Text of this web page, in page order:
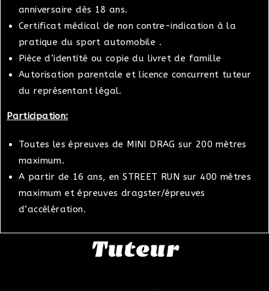
anniversaire dès 18 ans.
Certificat médical de non contre-indication à la
pratique du sport automobile .
Pièce d’identité ou copie du livret de famille
Autorisation parentale et licence concurrent tuteur
du représentant légal.
Participation:
Toutes les épreuves de MINI DRAG sur 200 mètres
maximum.
A partir de 16 ans, en STREET RUN sur 400 mètres
maximum et épreuves dragster/épreuves
d’accélération.
Tuteur